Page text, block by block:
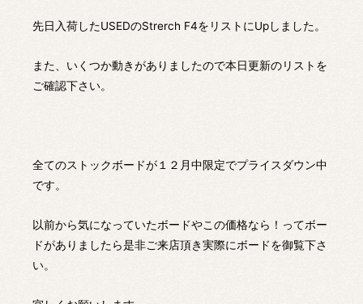
先日入荷したUSEDのStrerch F4をリストにUpしました。
また、いくつか動きがありましたので本日更新のリストを
ご確認下さい。
全てのストックボードが１２月中限定でプライスダウン中
です。
以前から気になっていたボードやこの価格なら！ってボー
ドがありましたら是非ご来店頂き実際にボードを御覧下さ
い。